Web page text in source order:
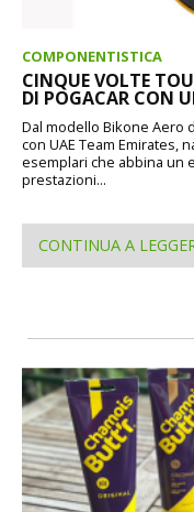
COMPONENTISTICA
CINQUE VOLTE
DI POGACAR CON
Dal modello Bikone Aero
con UAE Team Emirates,
esemplari che abbina un
prestazioni...
CONTINUA A